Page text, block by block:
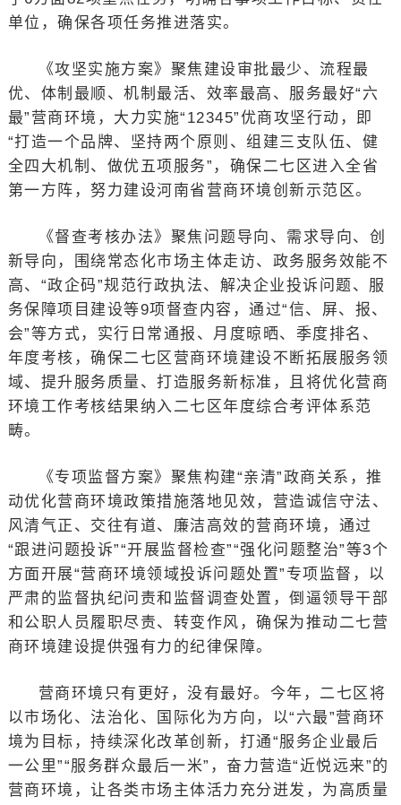
单位，确保各项任务推进落实。
《攻坚实施方案》聚焦建设审批最少、流程最
优、体制最顺、机制最活、效率最高、服务最好“六
最”营商环境，大力实施“12345”优商攻坚行动，即
“打造一个品牌、坚持两个原则、组建三支队伍、健
全四大机制、做优五项服务”，确保二七区进入全省
第一方阵，努力建设河南省营商环境创新示范区。
《督查考核办法》聚焦问题导向、需求导向、创
新导向，围绕常态化市场主体走访、政务服务效能不
高、“政企码”规范行政执法、解决企业投诉问题、服
务保障项目建设等9项督查内容，通过“信、屏、报、
会”等方式，实行日常通报、月度晾晒、季度排名、
年度考核，确保二七区营商环境建设不断拓展服务领
域、提升服务质量、打造服务新标准，且将优化营商
环境工作考核结果纳入二七区年度综合考评体系范
畴。
《专项监督方案》聚焦构建“亲清”政商关系，推
动优化营商环境政策措施落地见效，营造诚信守法、
风清气正、交往有道、廉洁高效的营商环境，通过
“跟进问题投诉”“开展监督检查”“强化问题整治”等3个
方面开展“营商环境领域投诉问题处置”专项监督，以
严肃的监督执纪问责和监督调查处置，倒逼领导干部
和公职人员履职尽责、转变作风，确保为推动二七营
商环境建设提供强有力的纪律保障。
营商环境只有更好，没有最好。今年，二七区将
以市场化、法治化、国际化为方向，以“六最”营商环
境为目标，持续深化改革创新，打通“服务企业最后
一公里”“服务群众最后一米”，奋力营造“近悦远来”的
营商环境，让各类市场主体活力充分迸发，为高质量